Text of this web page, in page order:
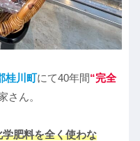
桂川町にて40年間“完全
さん。
肥料を全く使わな